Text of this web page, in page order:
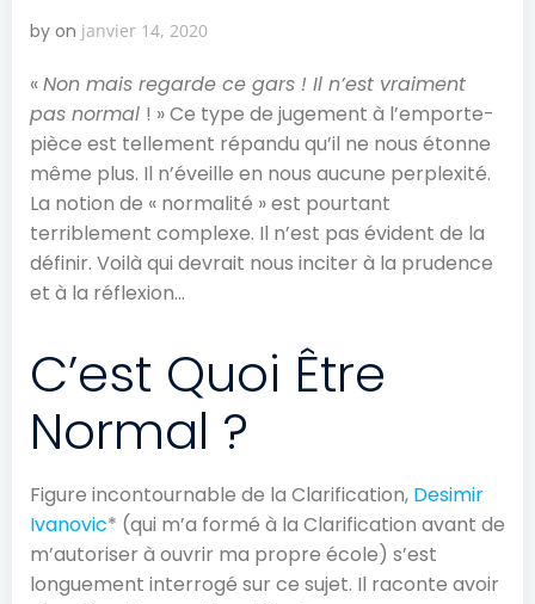
by on janvier 14, 2020
«Non mais regarde ce gars ! Il n’est vraiment
pas normal ! » Ce type de jugement à l’emporte-
pièce est tellement répandu qu’il ne nous étonne
même plus. Il n’éveille en nous aucune perplexité.
La notion de « normalité » est pourtant
terriblement complexe. Il n’est pas évident de la
définir. Voilà qui devrait nous inciter à la prudence
et à la réflexion…
C’est Quoi Être
Normal ?
Figure incontournable de la Clarification, Desimir
Ivanovic* (qui m’a formé à la Clarification avant de
m’autoriser à ouvrir ma propre école) s’est
longuement interrogé sur ce sujet. Il raconte avoir